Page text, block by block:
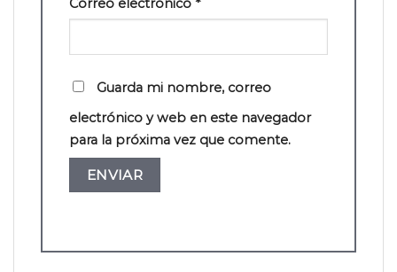
Correo electrónico *
Guarda mi nombre, correo
electrónico y web en este navegador
para la próxima vez que comente.